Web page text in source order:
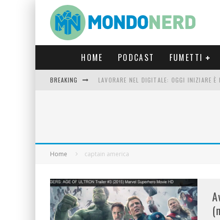
HOME PODCAST FUMETTI
BREAKING LAVORARE NEL DIGITALE: OGGI INIZIARE
Home
captain america